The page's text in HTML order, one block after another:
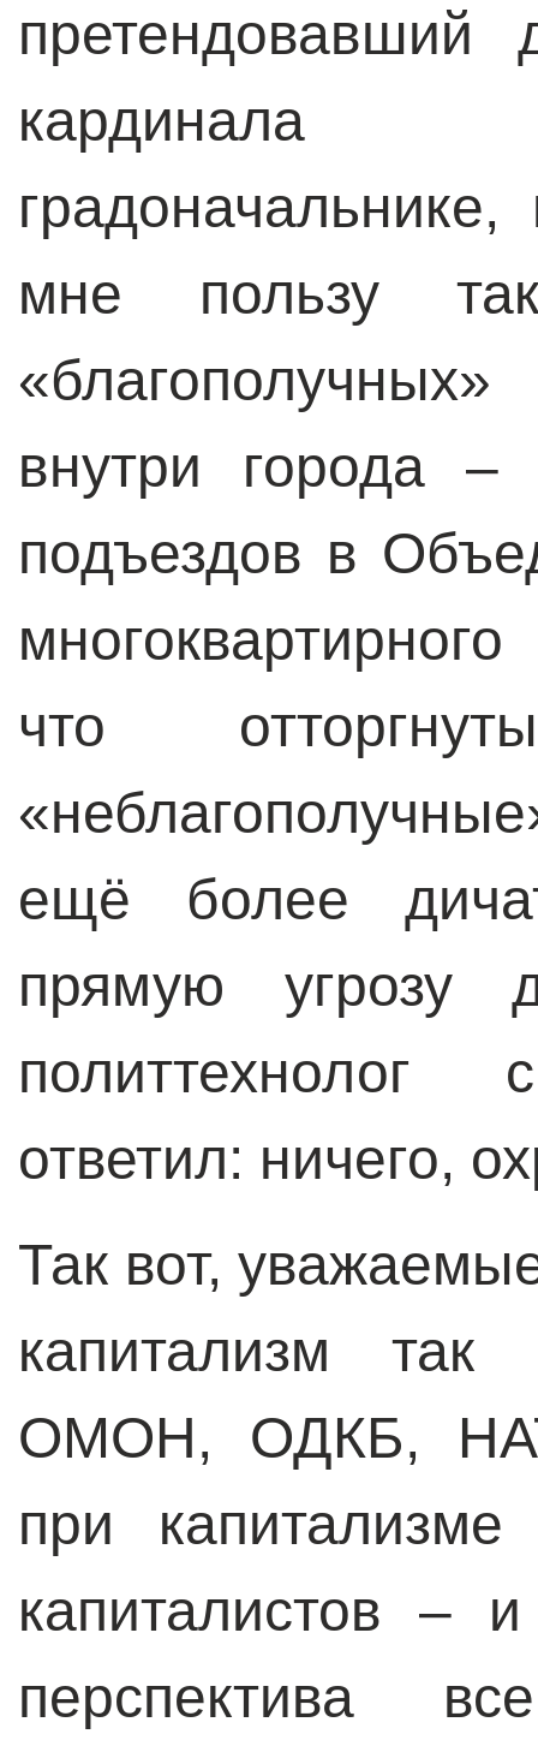
кардинала
мне пользу
внутри города –
подъездов в
что
ещё более
прямую угрозу
ответил: ничего,
Так вот,
капитализм
ОМОН, ОДКБ,
при
капиталистов –
перспектива